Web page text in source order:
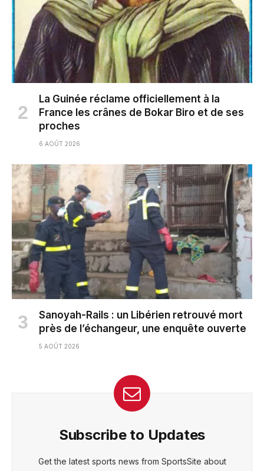
La Guinée réclame officiellement à la
France les crânes de Bokar Biro et de ses
proches
6 AOÛT 2026
Sanoyah-Rails : un Libérien retrouvé mort
près de l’échangeur, une enquête ouverte
5 AOÛT 2026
Subscribe to Updates
Get the latest sports news from SportsSite about